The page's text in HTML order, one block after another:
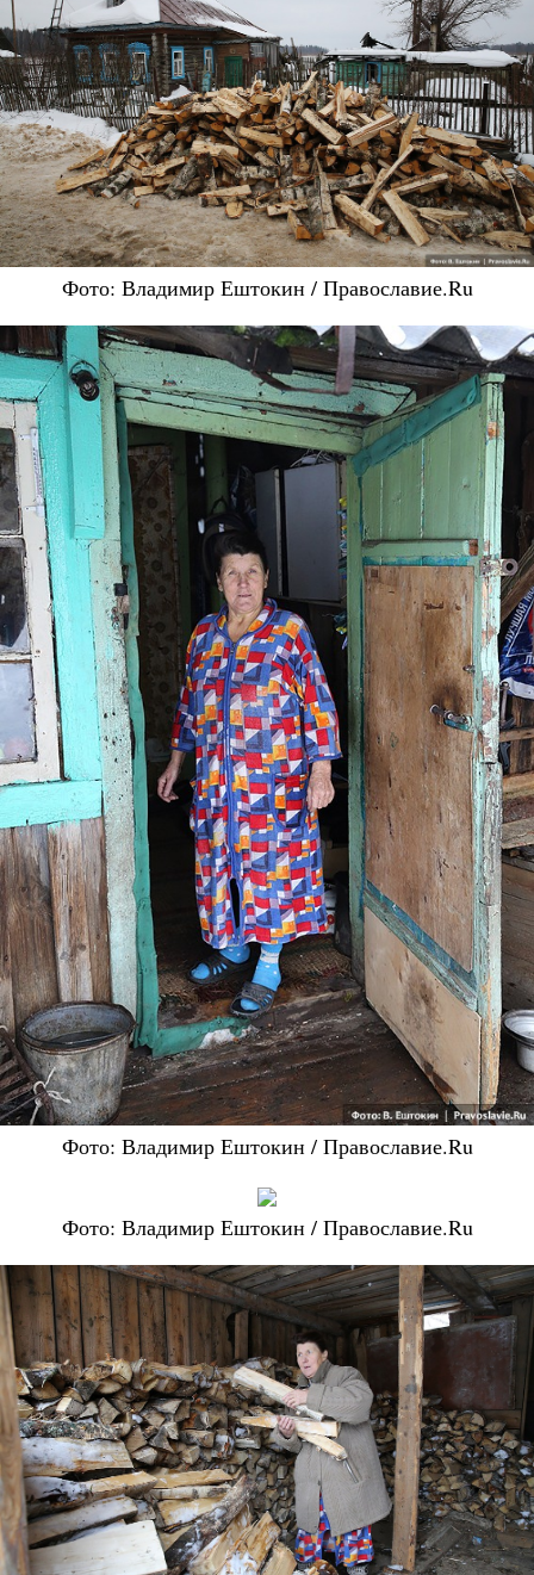
Фото: Владимир Ештокин / Православие.Ru
Фото: Владимир Ештокин / Православие.Ru
Фото: Владимир Ештокин / Православие.Ru